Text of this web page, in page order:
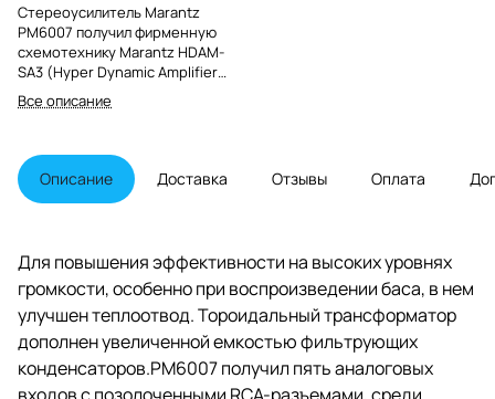
Стереоусилитель Marantz
PM6007 получил фирменную
схемотехнику Marantz HDAM-
SA3 (Hyper Dynamic Amplifier
Module на дискретных
элементах) с токовой обратной
расширенный динамический
диапазон с уменьшенными
искажениями. PM6007 выдаст 45
стандартный слышимый
диапазон частот.
Все описание
Описание Доставка Отзывы Оплата
Для повышения эффективности на высоких уровнях
громкости, особенно при воспроизведении баса, в нем
улучшен теплоотвод. Тороидальный трансформатор
дополнен увеличенной емкостью фильтрующих
конденсаторов.PM6007 получил пять аналоговых